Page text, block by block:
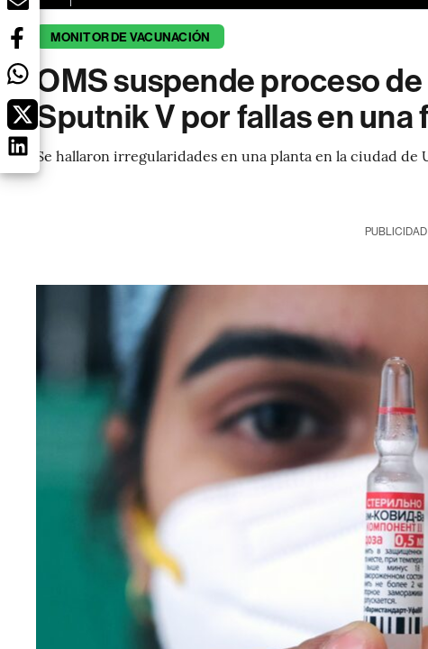
MONITOR DE VACUNACIÓN
OMS suspende proceso
Sputnik V por fallas en una
Se hallaron irregularidades en una planta en la ciudad de
PUBLICIDAD